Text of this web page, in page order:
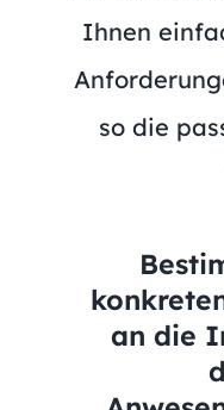
Ihnen
so die
an die